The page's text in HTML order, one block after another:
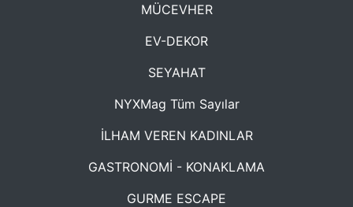
MÜCEVHER
EV-DEKOR
SEYAHAT
NYXMag Tüm Sayılar
İLHAM VEREN KADINLAR
GASTRONOMİ - KONAKLAMA
GURME ESCAPE